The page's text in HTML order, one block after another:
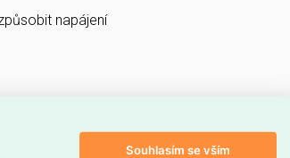
napájení
Souhlasím se vším